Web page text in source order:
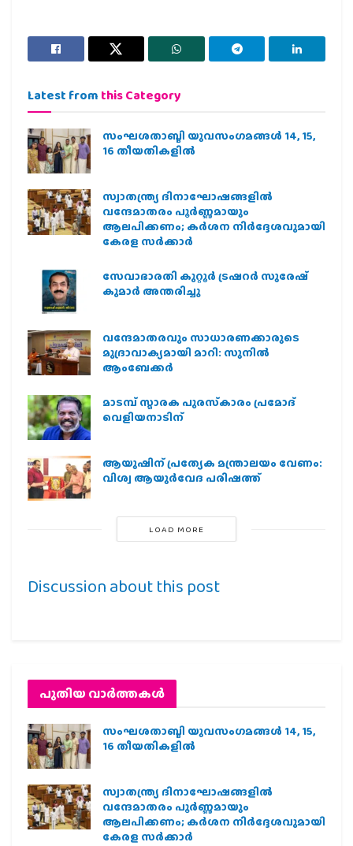
Latest from this Category
സംഘശതാബ്ദി യുവസംഗമങ്ങള്‍ 14, 15,
16 തീയതികളില്‍
സ്വാതന്ത്ര്യ ദിനാഘോഷങ്ങളിൽ
വന്ദേമാതരം പൂർണ്ണമായും
ആലപിക്കണം; കർശന നിർദ്ദേശവുമായി
കേരള സർക്കാർ
സേവാഭാരതി കുറ്റൂർ ട്രഷറർ സുരേഷ്
കുമാർ അന്തരിച്ചു
വന്ദേമാതരവും സാധാരണക്കാരുടെ
മുദ്രാവാക്യമായി മാറി: സുനിൽ
ആംബേക്കർ
മാടമ്പ് സ്മാരക പുരസ്‌കാരം പ്രമോദ്
വെളിയനാടിന്
ആയുഷിന് പ്രത്യേക മന്ത്രാലയം വേണം:
വിശ്വ ആയുര്‍വേദ പരിഷത്ത്
LOAD MORE
Discussion about this post
പുതിയ വാര്‍ത്തകള്‍
സംഘശതാബ്ദി യുവസംഗമങ്ങള്‍ 14, 15,
16 തീയതികളില്‍
സ്വാതന്ത്ര്യ ദിനാഘോഷങ്ങളിൽ
വന്ദേമാതരം പൂർണ്ണമായും
ആലപിക്കണം; കർശന നിർദ്ദേശവുമായി
കേരള സർക്കാർ